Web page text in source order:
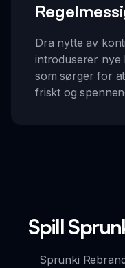
Dra nytte av
introduserer nye
som sørger for
friskt og
Spill
Sprunki